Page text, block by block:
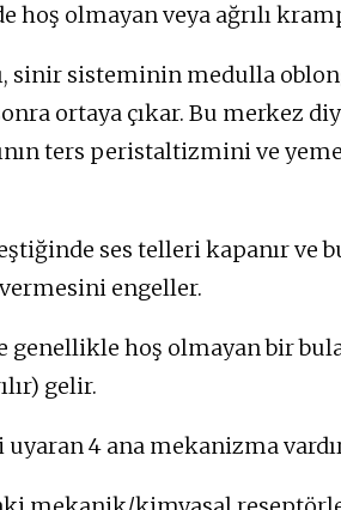
hoş olmayan veya ağrılı
sinir sisteminin medulla
ortaya çıkar. Bu merkez
ters peristaltizmini ve
ses telleri kapanır ve
engeller.
genellikle hoş olmayan bir
gelir.
4 ana mekanizma